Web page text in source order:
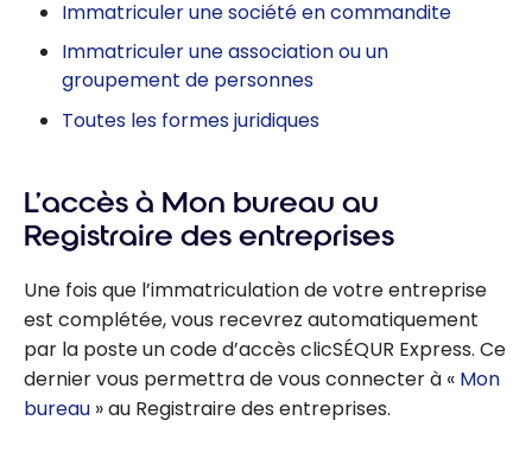
Immatriculer une société en commandite
Immatriculer une association ou un
groupement de personnes
Toutes les formes juridiques
L’accès à Mon bureau au
Registraire des entreprises
Une fois que l’immatriculation de votre entreprise
est complétée, vous recevrez automatiquement
par la poste un code d’accès clicSÉQUR Express. Ce
dernier vous permettra de vous connecter à « Mon
bureau » au Registraire des entreprises.